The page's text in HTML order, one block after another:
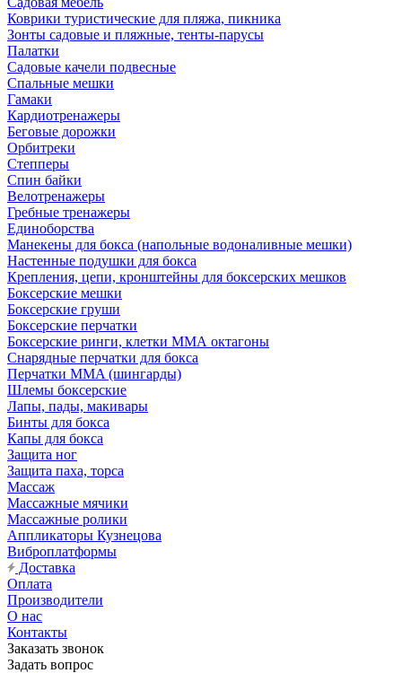
Коврики туристические для пляжа, пикника
Зонты садовые и пляжные, тенты-парусы
Палатки
Садовые качели подвесные
Спальные мешки
Гамаки
Кардиотренажеры
Беговые дорожки
Орбитреки
Степперы
Спин байки
Велотренажеры
Гребные тренажеры
Единоборства
Манекены для бокса (напольные водоналивные мешки)
Настенные подушки для бокса
Крепления, цепи, кронштейны для боксерских мешков
Боксерские мешки
Боксерские груши
Боксерские перчатки
Боксерские ринги, клетки ММА октагоны
Снарядные перчатки для бокса
Перчатки MMA (шингарды)
Шлемы боксерские
Лапы, пады, макивары
Бинты для бокса
Капы для бокса
Защита ног
Защита паха, торса
Массаж
Массажные мячики
Массажные ролики
Аппликаторы Кузнецова
Виброплатформы
Доставка
Оплата
Производители
О нас
Контакты
Заказать звонок
Задать вопрос